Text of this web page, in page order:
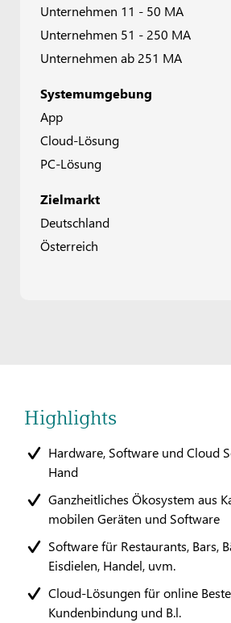
Highlights
Hardware, Software und Cloud
Hand
Ganzheitliches Ökosystem aus
mobilen Geräten und Software
Software für Restaurants, Bars,
Eisdielen, Handel, uvm.
Cloud-Lösungen für online
Kundenbindung und B.l.
Unternehmen 11 - 50 MA
Unternehmen 51 - 250 MA
Unternehmen ab 251 MA
Systemumgebung
App
Cloud-Lösung
PC-Lösung
Zielmarkt
Deutschland
Österreich